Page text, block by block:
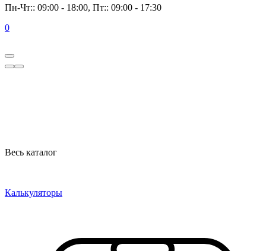
Пн-Чт:: 09:00 - 18:00, Пт:: 09:00 - 17:30
0
Весь каталог
Калькуляторы